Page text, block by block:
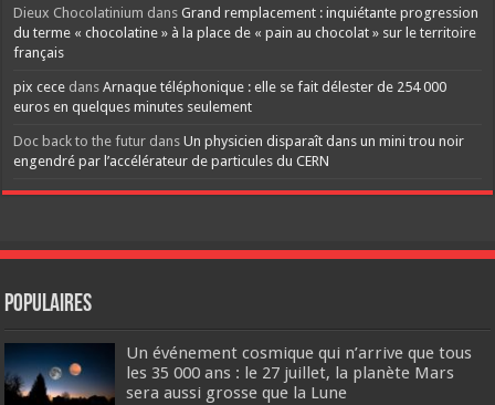
Dieux Chocolatinium dansGrand remplacement : inquiétante progression
du terme « chocolatine » à la place de « pain au chocolat » sur le territoire
français
pix cece dansArnaque téléphonique : elle se fait délester de 254 000
euros en quelques minutes seulement
Doc back to the futur dansUn physicien disparaît dans un mini trou noir
engendré par l’accélérateur de particules du CERN
Populaires
Un événement cosmique qui n’arrive que tous
les 35 000 ans : le 27 juillet, la planète Mars
sera aussi grosse que la Lune